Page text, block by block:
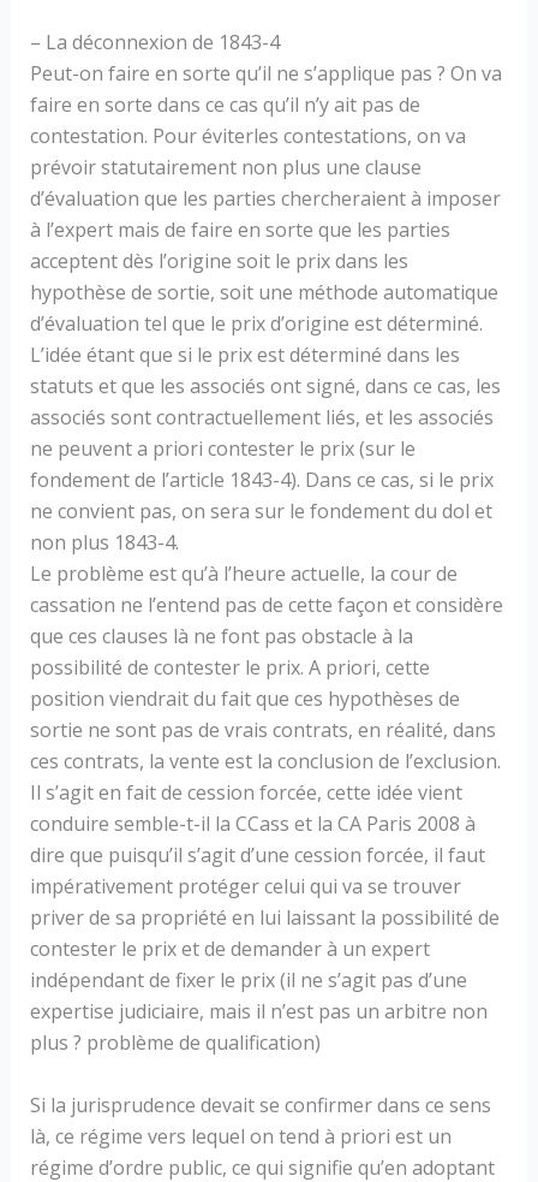
– La déconnexion de 1843-4
Peut-on faire en sorte qu’il ne s’applique pas ? On va
faire en sorte dans ce cas qu’il n’y ait pas de
contestation. Pour éviterles contestations, on va
prévoir statutairement non plus une clause
d’évaluation que les parties chercheraient à imposer
à l’expert mais de faire en sorte que les parties
acceptent dès l’origine soit le prix dans les
hypothèse de sortie, soit une méthode automatique
d’évaluation tel que le prix d’origine est déterminé.
L’idée étant que si le prix est déterminé dans les
statuts et que les associés ont signé, dans ce cas, les
associés sont contractuellement liés, et les associés
ne peuvent a priori contester le prix (sur le
fondement de l’article 1843-4). Dans ce cas, si le prix
ne convient pas, on sera sur le fondement du dol et
non plus 1843-4.
Le problème est qu’à l’heure actuelle, la cour de
cassation ne l’entend pas de cette façon et considère
que ces clauses là ne font pas obstacle à la
possibilité de contester le prix. A priori, cette
position viendrait du fait que ces hypothèses de
sortie ne sont pas de vrais contrats, en réalité, dans
ces contrats, la vente est la conclusion de l’exclusion.
Il s’agit en fait de cession forcée, cette idée vient
conduire semble-t-il la CCass et la CA Paris 2008 à
dire que puisqu’il s’agit d’une cession forcée, il faut
impérativement protéger celui qui va se trouver
priver de sa propriété en lui laissant la possibilité de
contester le prix et de demander à un expert
indépendant de fixer le prix (il ne s’agit pas d’une
expertise judiciaire, mais il n’est pas un arbitre non
plus ? problème de qualification)
Si la jurisprudence devait se confirmer dans ce sens
là, ce régime vers lequel on tend à priori est un
régime d’ordre public, ce qui signifie qu’en adoptant